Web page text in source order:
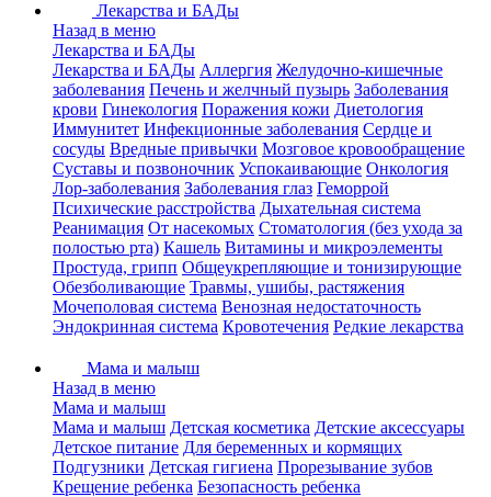
Лекарства и БАДы
Назад в меню
Лекарства и БАДы
Лекарства и БАДы Аллергия Желудочно-кишечные
заболевания Печень и желчный пузырь Заболевания
крови Гинекология Поражения кожи Диетология
Иммунитет Инфекционные заболевания Сердце и
сосуды Вредные привычки Мозговое кровообращение
Суставы и позвоночник Успокаивающие Онкология
Лор-заболевания Заболевания глаз Геморрой
Психические расстройства Дыхательная система
Реанимация От насекомых Стоматология (без ухода за
полостью рта) Кашель Витамины и микроэлементы
Простуда, грипп Общеукрепляющие и тонизирующие
Обезболивающие Травмы, ушибы, растяжения
Мочеполовая система Венозная недостаточность
Эндокринная система Кровотечения Редкие лекарства
Мама и малыш
Назад в меню
Мама и малыш
Мама и малыш Детская косметика Детские аксессуары
Детское питание Для беременных и кормящих
Подгузники Детская гигиена Прорезывание зубов
Крещение ребенка Безопасность ребенка